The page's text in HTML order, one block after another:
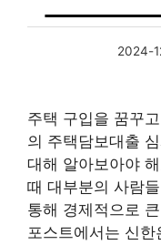
2024-
주택 구입을 꿈꾸
의 주택담보대출
대해 알아보아야
때 대부분의 사람
통해 경제적으로
포스트에서는 신